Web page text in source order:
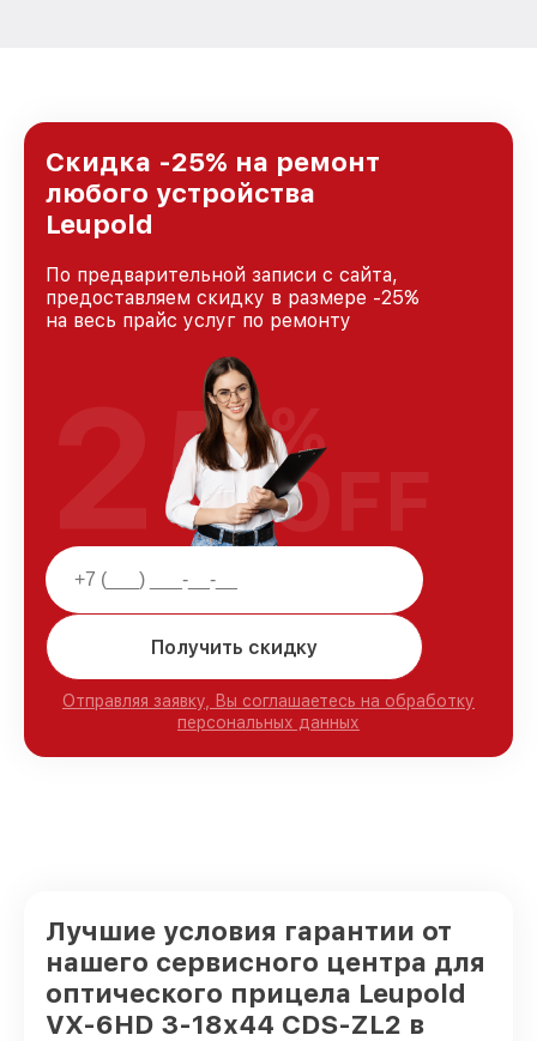
Скидка -25% на ремонт
любого устройства
Leupold
По предварительной записи с сайта,
предоставляем скидку в размере -25%
на весь прайс услуг по ремонту
Получить скидку
Отправляя заявку, Вы соглашаетесь на обработку
персональных данных
25%
OFF
Лучшие условия гарантии от
нашего сервисного центра для
оптического прицела Leupold
VX-6HD 3-18x44 CDS-ZL2 в